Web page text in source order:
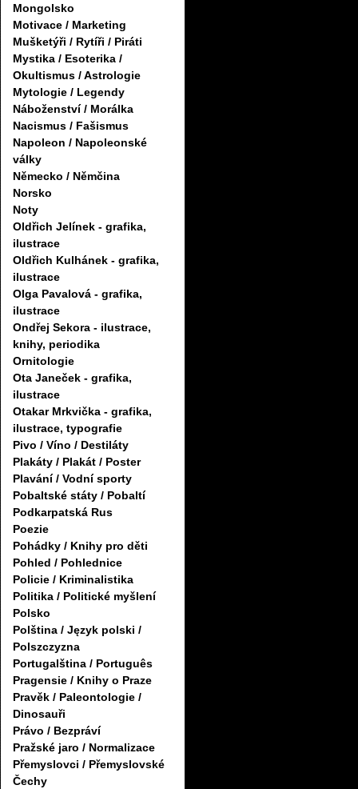
Mongolsko
Motivace / Marketing
Mušketýři / Rytíři / Piráti
Mystika / Esoterika /
Okultismus / Astrologie
Mytologie / Legendy
Náboženství / Morálka
Nacismus / Fašismus
Napoleon / Napoleonské
války
Německo / Němčina
Norsko
Noty
Oldřich Jelínek - grafika,
ilustrace
Oldřich Kulhánek - grafika,
ilustrace
Olga Pavalová - grafika,
ilustrace
Ondřej Sekora - ilustrace,
knihy, periodika
Ornitologie
Ota Janeček - grafika,
ilustrace
Otakar Mrkvička - grafika,
ilustrace, typografie
Pivo / Víno / Destiláty
Plakáty / Plakát / Poster
Plavání / Vodní sporty
Pobaltské státy / Pobaltí
Podkarpatská Rus
Poezie
Pohádky / Knihy pro děti
Pohled / Pohlednice
Policie / Kriminalistika
Politika / Politické myšlení
Polsko
Polština / Język polski /
Polszczyzna
Portugalština / Português
Pragensie / Knihy o Praze
Pravěk / Paleontologie /
Dinosauři
Právo / Bezpráví
Pražské jaro / Normalizace
Přemyslovci / Přemyslovské
Čechy